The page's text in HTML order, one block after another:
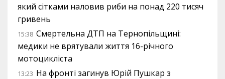
який сітками наловив риби на понад 220 тисяч
гривень
15:38 Смертельна ДТП на Тернопільщині:
медики не врятували життя 16-річного
мотоцикліста
13:23 На фронті загинув Юрій Пушкар з